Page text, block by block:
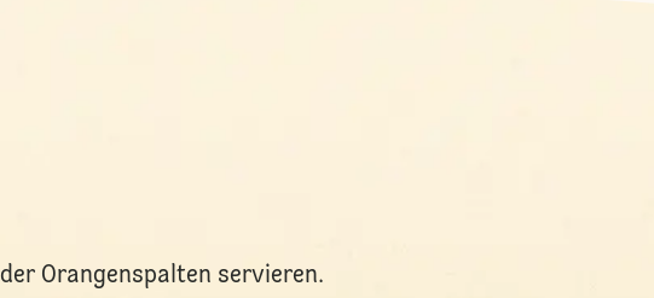
Orangenspalten servieren.